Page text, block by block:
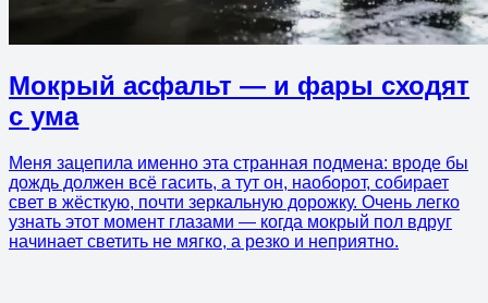
Мокрый асфальт — и фары сходят
с ума
Меня зацепила именно эта странная подмена: вроде бы
дождь должен всё гасить, а тут он, наоборот, собирает
свет в жёсткую, почти зеркальную дорожку. Очень легко
узнать этот момент глазами — когда мокрый пол вдруг
начинает светить не мягко, а резко и неприятно.